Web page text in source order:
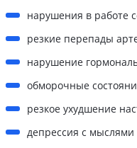
нарушения в работе
резкие перепады
нарушение
обморочные
резкое ухудшение
депрессия с мыслями